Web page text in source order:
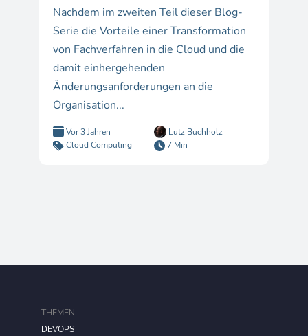
Nachdem im zweiten Teil dieser Blog-
Serie die Vorteile einer Transformation
von Fachverfahren in die Cloud und die
damit einhergehenden
Änderungsanforderungen an die
Organisation...
Vor 3 Jahren
Lutz Buchholz
Cloud Computing
7 Min
THEMEN
DEVOPS